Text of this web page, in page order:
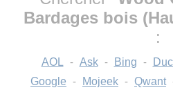
Bardages bois
:
AOL - Ask - Bing -
Google - Mojeek - Qwant